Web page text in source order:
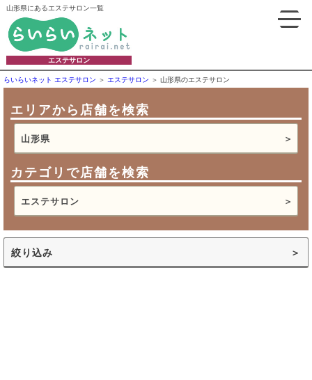
山形県にあるエステサロン一覧
エステサロン
らいらいネット エステサロン エステサロン 山形県のエステサロン
エリアから店舗を検索
山形県
カテゴリで店舗を検索
エステサロン
絞り込み